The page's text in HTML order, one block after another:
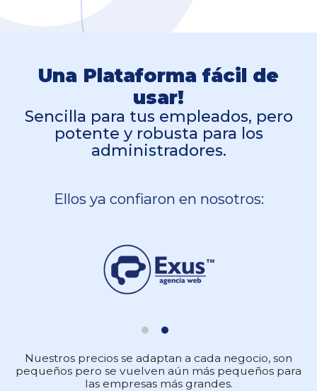
Una Plataforma fácil de
usar!
Sencilla para tus empleados, pero
potente y robusta para los
administradores.
Ellos ya confiaron en nosotros:
Nuestros precios se adaptan a cada negocio, son
pequeños pero se vuelven aún más pequeños para
las empresas más grandes.